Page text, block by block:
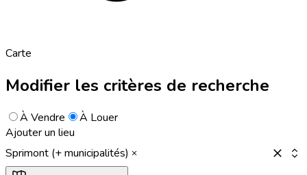
Carte
Modifier les critères de recherche
À Vendre
À Louer
Ajouter un lieu
Sprimont (+ municipalités)